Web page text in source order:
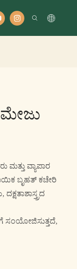
ವ್ಯಾಪಾರ
ಬೃಹತ್ ಕಚೇರಿ
ಸಂಯೋಜಿಸುತ್ತದೆ,